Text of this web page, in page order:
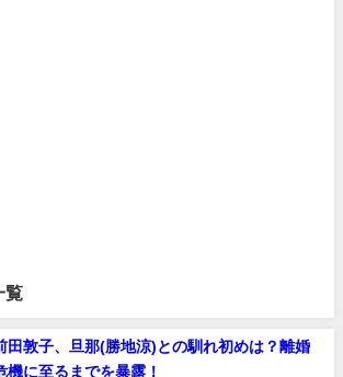
覧
田敦子、旦那(勝地涼)との馴れ初めは？離婚
機に至るまでを暴露！